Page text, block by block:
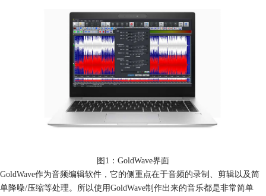
图1：GoldWave界面
GoldWave作为音频编辑软件，它的侧重点在于音频的录制、剪辑以及简
单降噪/压缩等处理。所以使用GoldWave制作出来的音乐都是非常简单